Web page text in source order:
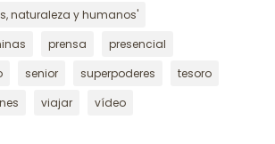
naturaleza y humanos'
prensa
presencial
senior superpoderes
tesoro
viajar vídeo